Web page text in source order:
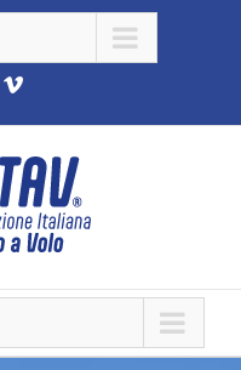
Vimeo